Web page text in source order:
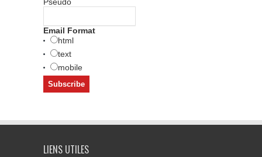
Email Format
html
text
mobile
LIENS UTILES